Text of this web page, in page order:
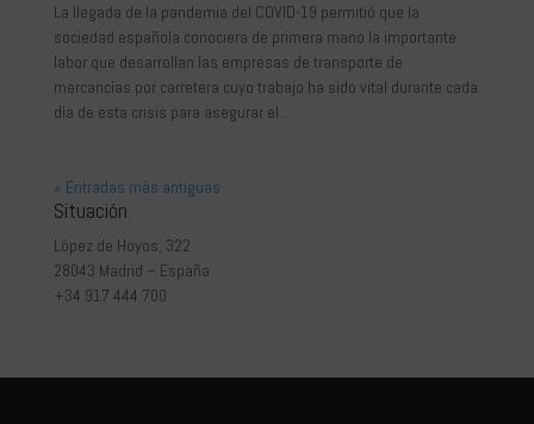
La llegada de la pandemia del COVID-19 permitió que la
sociedad española conociera de primera mano la importante
labor que desarrollan las empresas de transporte de
mercancías por carretera cuyo trabajo ha sido vital durante cada
día de esta crisis para asegurar el...
« Entradas más antiguas
Situación
López de Hoyos, 322
28043 Madrid – España
+34 917 444 700